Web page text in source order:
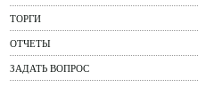
ТОРГИ
ОТЧЕТЫ
ЗАДАТЬ ВОПРОС